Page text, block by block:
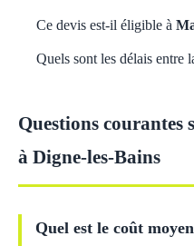
Ce devis est-il éligible à
Quels sont les délais entre
Questions courantes
à Digne-les-Bains
Quel est le coût